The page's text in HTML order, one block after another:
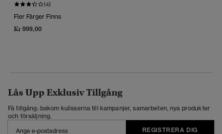
(4)
Fler Färger Finns
Kr 999,00
Lås Upp Exklusiv Tillgång
Få tillgång: bakom kulisserna till kampanjer, samarbeten, nya produkter
och försäljning.
REGISTRERA DIG